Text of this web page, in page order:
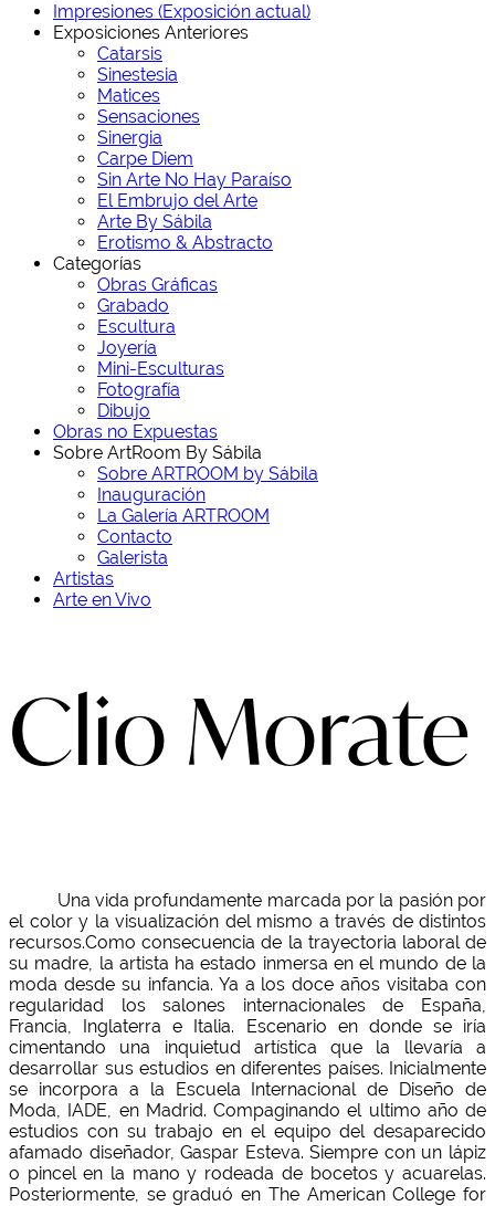
Impresiones (Exposición actual)
Exposiciones Anteriores
Catarsis
Sinestesia
Matices
Sensaciones
Sinergia
Carpe Diem
Sin Arte No Hay Paraíso
El Embrujo del Arte
Arte By Sábila
Erotismo & Abstracto
Categorías
Obras Gráficas
Grabado
Escultura
Joyería
Mini-Esculturas
Fotografía
Dibujo
Obras no Expuestas
Sobre ArtRoom By Sábila
Sobre ARTROOM by Sábila
Inauguración
La Galería ARTROOM
Contacto
Galerista
Artistas
Arte en Vivo
Clio Morate
Una vida profundamente marcada por la pasión por
el color y la visualización del mismo a través de distintos
recursos. ​ Como consecuencia de la trayectoria laboral de
su madre, la artista ha estado inmersa en el mundo de la
moda desde su infancia. Ya a los doce años visitaba con
regularidad los salones internacionales de España,
Francia, Inglaterra e Italia. Escenario en donde se iría
cimentando una inquietud artística que la llevaría a
desarrollar sus estudios en diferentes países. Inicialmente
se incorpora a la Escuela Internacional de Diseño de
Moda, IADE, en Madrid. Compaginando el ultimo año de
estudios con su trabajo en el equipo del desaparecido
afamado diseñador, Gaspar Esteva. Siempre con un lápiz
o pincel en la mano y rodeada de bocetos y acuarelas.
Posteriormente, se graduó en The American College for